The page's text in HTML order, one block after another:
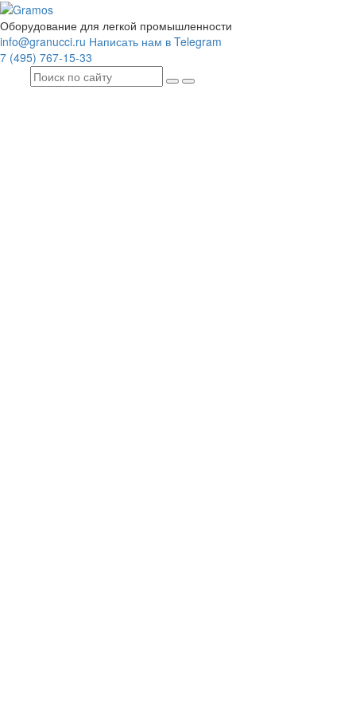
Оборудование для легкой промышленности
info@granucci.ru Написать нам в Telegram
7 (495) 767-15-33